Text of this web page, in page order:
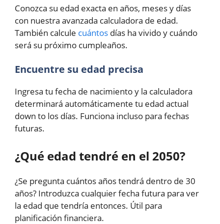
Conozca su edad exacta en años, meses y días
con nuestra avanzada calculadora de edad.
También calcule cuántos días ha vivido y cuándo
será su próximo cumpleaños.
Encuentre su edad precisa
Ingresa tu fecha de nacimiento y la calculadora
determinará automáticamente tu edad actual
down to los días. Funciona incluso para fechas
futuras.
¿Qué edad tendré en el 2050?
¿Se pregunta cuántos años tendrá dentro de 30
años? Introduzca cualquier fecha futura para ver
la edad que tendría entonces. Útil para
planificación financiera.